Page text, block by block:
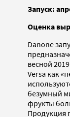
Запуск:
Оценка
Danone
весной
Versa как
безумный
фрукты
Продукция